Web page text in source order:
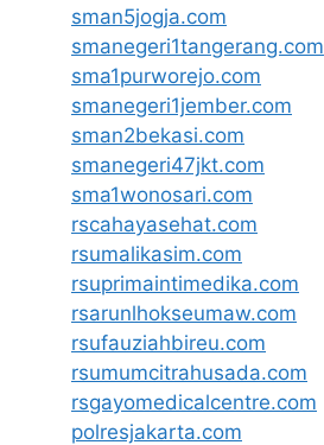
sman5jogja.com
smanegeri1tangerang.com
sma1purworejo.com
smanegeri1jember.com
sman2bekasi.com
smanegeri47jkt.com
sma1wonosari.com
rscahayasehat.com
rsumalikasim.com
rsuprimaintimedika.com
rsarunlhokseumaw.com
rsufauziahbireu.com
rsumumcitrahusada.com
rsgayomedicalcentre.com
polresjakarta.com